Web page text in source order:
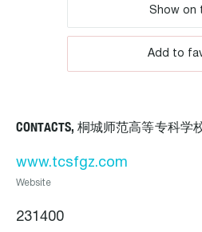
Show on
Add to
CONTACTS, 桐城师范高等专科学
www.tcsfgz.com
Website
231400